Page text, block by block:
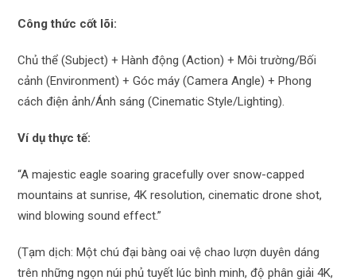
Công thức cốt lõi:
Chủ thể (Subject) + Hành động (Action) + Môi trường/Bối
cảnh (Environment) + Góc máy (Camera Angle) + Phong
cách điện ảnh/Ánh sáng (Cinematic Style/Lighting).
Ví dụ thực tế:
“A majestic eagle soaring gracefully over snow-capped
mountains at sunrise, 4K resolution, cinematic drone shot,
wind blowing sound effect.”
(Tạm dịch: Một chú đại bàng oai vệ chao lượn duyên dáng
trên những ngọn núi phủ tuyết lúc bình minh, độ phân giải 4K,